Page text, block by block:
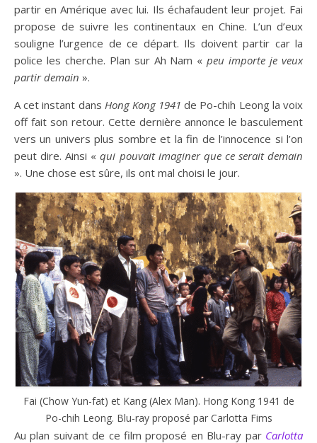
partir en Amérique avec lui. Ils échafaudent leur projet. Fai
propose de suivre les continentaux en Chine. L’un d’eux
souligne l’urgence de ce départ. Ils doivent partir car la
police les cherche. Plan sur Ah Nam «peu importe je veux
partir demain ».
A cet instant dans Hong Kong 1941 de Po-chih Leong la voix
off fait son retour. Cette dernière annonce le basculement
vers un univers plus sombre et la fin de l’innocence si l’on
peut dire. Ainsi « qui pouvait imaginer que ce serait demain
». Une chose est sûre, ils ont mal choisi le jour.
Fai (Chow Yun-fat) et Kang (Alex Man). Hong Kong 1941 de
Po-chih Leong. Blu-ray proposé par Carlotta Fims
Au plan suivant de ce film proposé en Blu-ray par Carlotta